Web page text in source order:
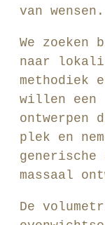
van wensen.
We zoeken
naar
methodiek
willen een
ontwerpen
plek en
massaal
De